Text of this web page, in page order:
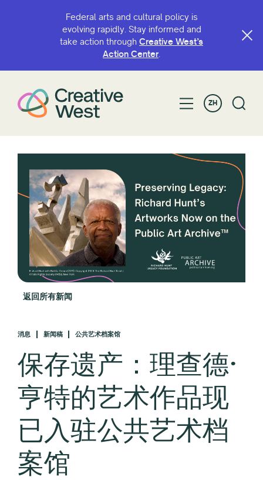
Federal arts and cultural policy is
evolving rapidly. Stay informed and
take action through Creative West’s
Action Center.
ZH
返回所有新闻
消息 新闻稿 公共艺术档案馆
保存遗产：理查德·
亨特的艺术作品现
已入驻公共艺术档
案馆